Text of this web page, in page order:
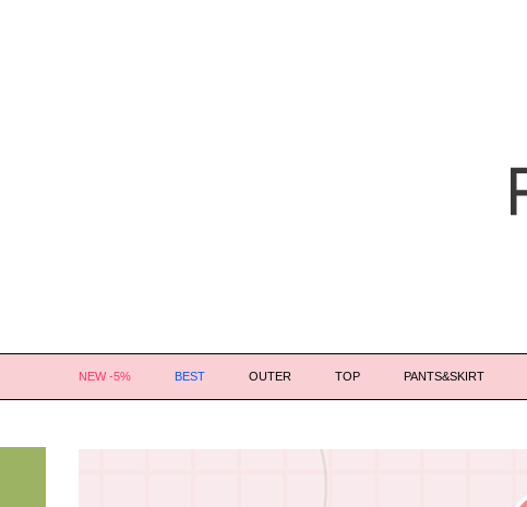
NEW -5% BEST OUTER TOP PANTS&SKIRT